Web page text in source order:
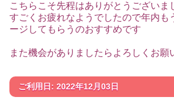
こちらこそ先程はありがとうございま
すごくお疲れなようでしたので年内も
ージしてもらうのおすすめです
また機会がありましたらよろしくお願
ご利用日: 2022年12月03日